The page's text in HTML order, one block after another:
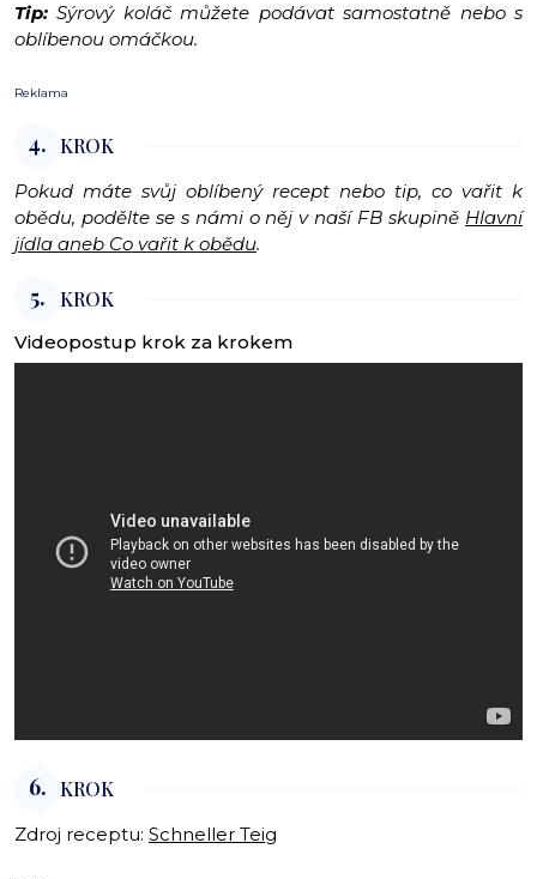
Tip:Sýrový koláč můžete podávat samostatně nebo s
oblíbenou omáčkou.
Reklama
4. KROK
Pokud máte svůj oblíbený recept nebo tip, co vařit k
obědu, podělte se s námi o něj v naší FB skupině Hlavní
jídla aneb Co vařit k obědu.
5. KROK
Videopostup krok za krokem
6. KROK
Zdroj receptu: Schneller Teig